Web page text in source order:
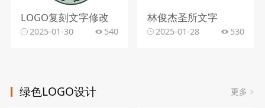
LOGO复刻文字修改
2025-01-30 540
林俊杰圣所文字
2025-01-28 530
绿色LOGO设计 更多